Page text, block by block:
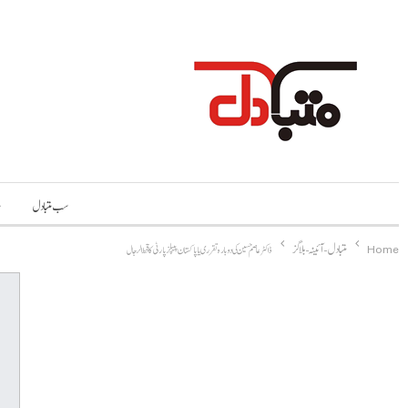
سب متبادل
Home
متبادل-آئینہ-بلاگز ڈاکٹر عاصم حسین کی دوبارہ تقرری یا پاکستان پیپلز پارٹی کا قحط الرجال